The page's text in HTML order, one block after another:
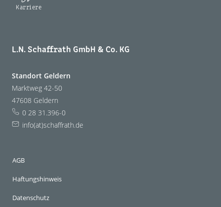
Karriere
L.N. Schaffrath GmbH & Co. KG
Standort Geldern
Marktweg 42-50
47608 Geldern
0 28 31.396-0
info(at)schaffrath.de
AGB
Haftungshinweis
Datenschutz